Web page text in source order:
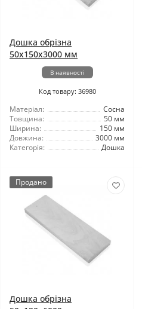
Дошка обрізна
50x150x3000 мм
В наявності
Код товару: 36980
Матеріал:
Сосна
Товщина:
50 мм
Ширина:
150 мм
Довжина:
3000 мм
Категорія:
Дошка
Продано
Дошка обрізна